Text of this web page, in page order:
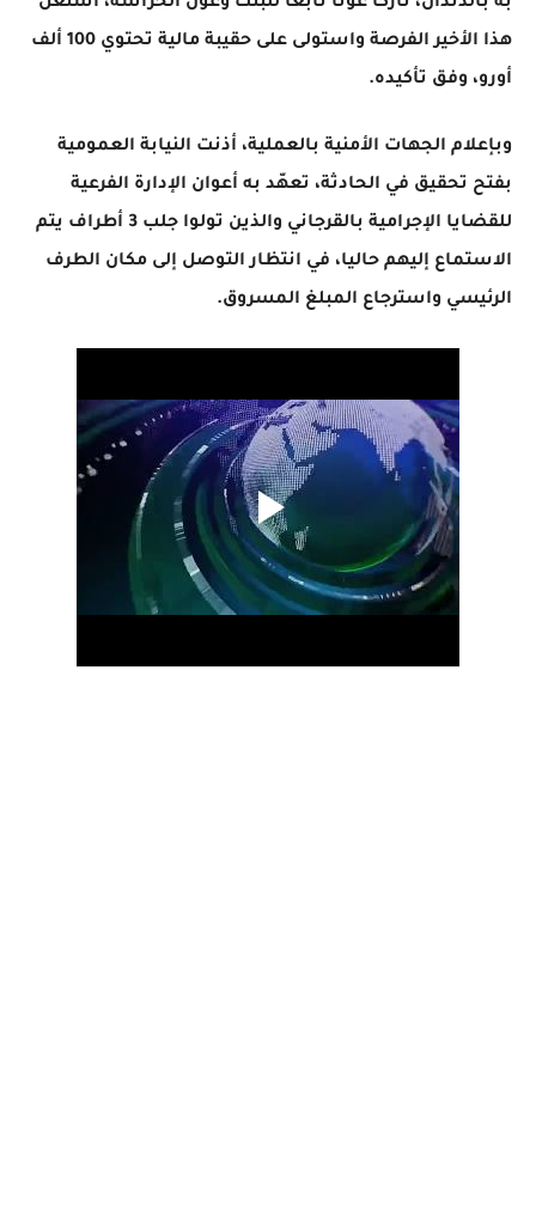
هذا الأخير الفرصة واستولى على حقيبة مالية تحتوي 100 ألف
أورو، وفق تأكيده.
وبإعلام الجهات الأمنية بالعملية، أذنت النيابة العمومية
بفتح تحقيق في الحادثة، تعهّد به أعوان الإدارة الفرعية
للقضايا الإجرامية بالقرجاني والذين تولوا جلب 3 أطراف يتم
الاستماع إليهم حاليا، في انتظار التوصل إلى مكان الطرف
الرئيسي واسترجاع المبلغ المسروق.